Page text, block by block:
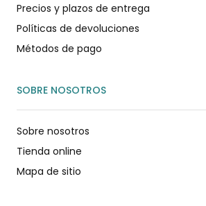
Precios y plazos de entrega
Políticas de devoluciones
Métodos de pago
SOBRE NOSOTROS
Sobre nosotros
Tienda online
Mapa de sitio